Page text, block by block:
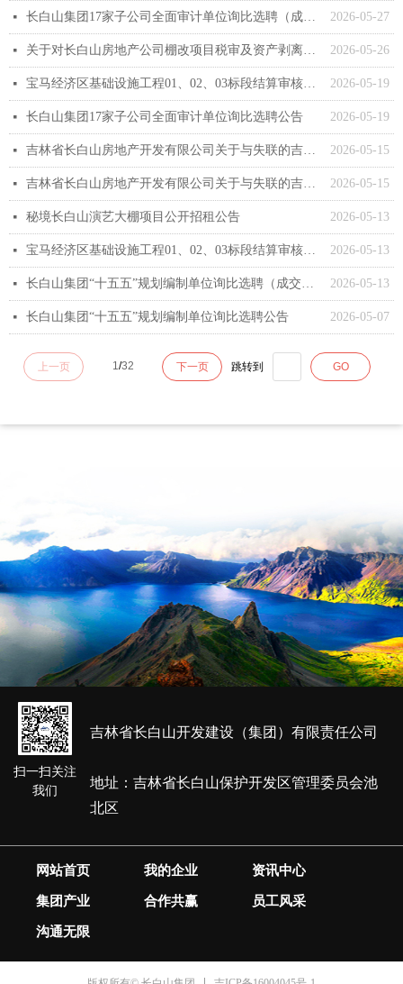
2026-05-27
넷 长白山集团17家子公司全面审计单位询比选聘（成交）结果公告
2026-05-26
넷 关于对长白山房地产公司棚改项目税审及资产剥离方案服务单位进行询比选聘的公告
2026-05-19
넷 宝马经济区基础设施工程01、02、03标段结算审核单位（成交）结果公告
2026-05-19
넷 长白山集团17家子公司全面审计单位询比选聘公告
2026-05-15
넷 吉林省长白山房地产开发有限公司关于与失联的吉林省诚达工程设备有限公司处理业务收尾事宜的公告
2026-05-15
넷 吉林省长白山房地产开发有限公司关于与失联的吉林省德蕴电气有限公司处理业务收尾事宜的公告
2026-05-13
넷 秘境长白山演艺大棚项目公开招租公告
2026-05-13
넷 宝马经济区基础设施工程01、02、03标段结算审核单位询比选聘公告
2026-05-13
넷 长白山集团“十五五”规划编制单位询比选聘（成交）结果公告
2026-05-07
넷 长白山集团“十五五”规划编制单位询比选聘公告
上一页 1/32 下一页 跳转到 GO
扫一扫关注
我们
网站首页 我的企业 资讯中心
集团产业 合作共赢 员工风采
沟通无限
吉林省长白山开发建设（集团）有限责任公司
地址：吉林省长白山保护开发区管理委员会池
北区